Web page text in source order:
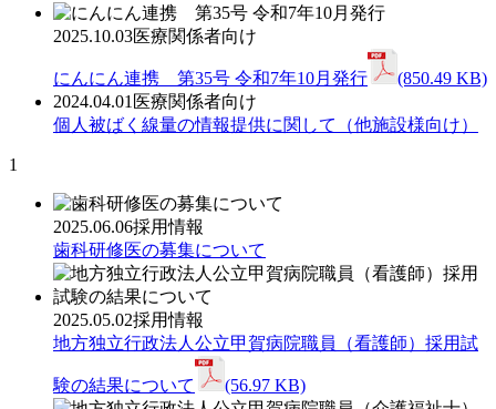
2025.10.03医療関係者向け
にんにん連携 第35号 令和7年10月発行
(850.49 KB)
2024.04.01 医療関係者向け
個人被ばく線量の情報提供に関して（他施設様向け）
1
2025.06.06採用情報
歯科研修医の募集について
2025.05.02採用情報
地方独立行政法人公立甲賀病院職員（看護師）採用試
験の結果について (56.97 KB)